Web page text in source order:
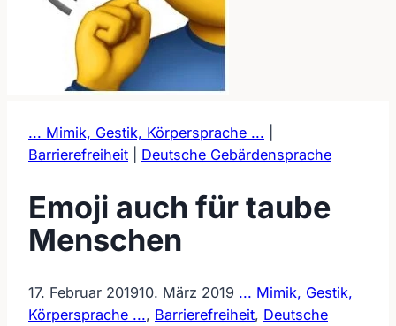
... Mimik, Gestik, Körpersprache ...
Barrierefreiheit
Deutsche Gebärdensprache
Emoji auch für taube
Menschen
17. Februar 201910. März 2019 ... Mimik, Gestik,
Körpersprache ..., Barrierefreiheit, Deutsche